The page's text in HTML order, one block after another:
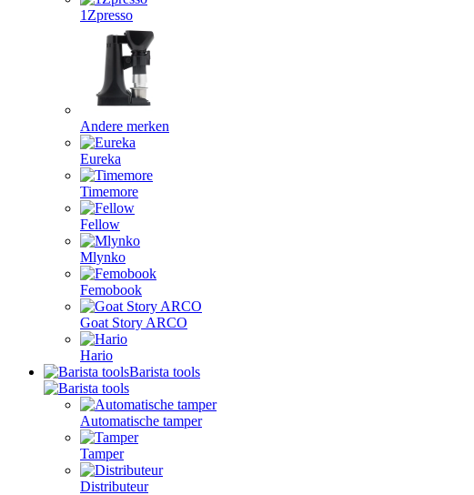
1Zpresso
Andere merken
Eureka
Timemore
Fellow
Mlynko
Femobook
Goat Story ARCO
Hario
Barista tools
Automatische tamper
Tamper
Distributeur